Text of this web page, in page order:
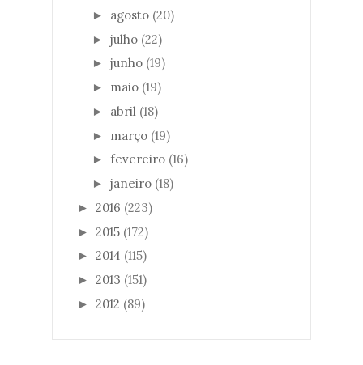
► agosto (20)
► julho (22)
► junho (19)
► maio (19)
► abril (18)
► março (19)
► fevereiro (16)
► janeiro (18)
► 2016 (223)
► 2015 (172)
► 2014 (115)
► 2013 (151)
► 2012 (89)